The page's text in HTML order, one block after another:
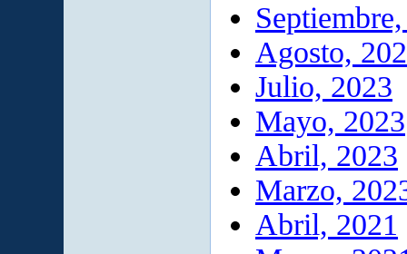
Agosto,
Julio, 2023
Mayo, 2023
Abril, 2023
Marzo,
Abril, 2021